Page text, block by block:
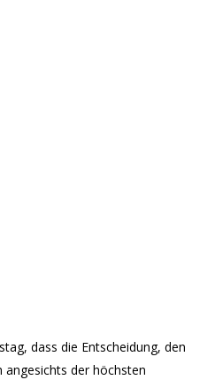
dass die Entscheidung, den
angesichts der höchsten